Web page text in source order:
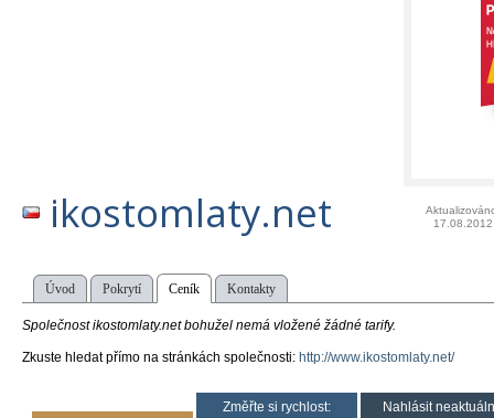
ikostomlaty.net
17.08.2012
Úvod Pokrytí Ceník Kontakty
Společnost ikostomlaty.net bohužel nemá vložené žádné tarify.
Zkuste hledat přímo na stránkách společnosti: http://www.ikostomlaty.net/
Změřte si rychlost:
Nahlásit